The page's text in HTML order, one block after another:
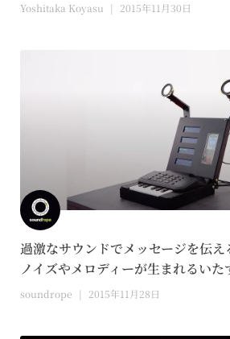
Yoshitaka Koyasu 2015年11月30日
過激なサウンドでメッセージを伝え
ノイズやメロディーが生まれるいた
soundrope 2015年11月28日